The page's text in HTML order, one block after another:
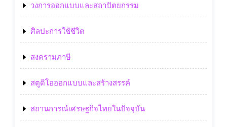
วงการออกแบบและสถาปัตยกรรม
ศิลปะการใช้ชีวิต
สงครามภาษี
สตูดิโอออกแบบและสร้างสรรค์
สถานการณ์เศรษฐกิจไทยในปัจจุบัน